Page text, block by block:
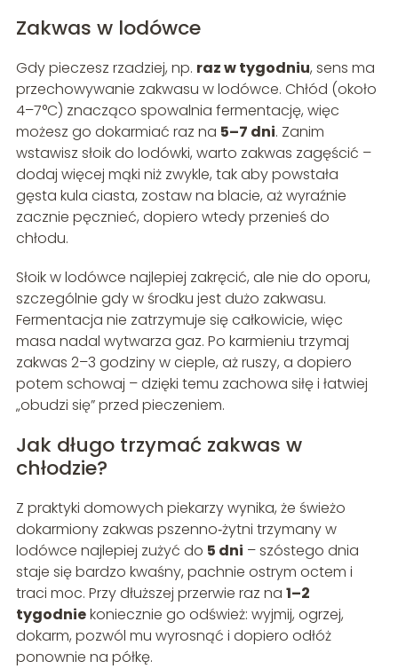
Zakwas w lodówce
Gdy pieczesz rzadziej, np. raz w tygodniu, sens ma
przechowywanie zakwasu w lodówce. Chłód (około
4–7°C) znacząco spowalnia fermentację, więc
możesz go dokarmiać raz na 5–7 dni. Zanim
wstawisz słoik do lodówki, warto zakwas zagęścić –
dodaj więcej mąki niż zwykle, tak aby powstała
gęsta kula ciasta, zostaw na blacie, aż wyraźnie
zacznie pęcznieć, dopiero wtedy przenieś do
chłodu.
Słoik w lodówce najlepiej zakręcić, ale nie do oporu,
szczególnie gdy w środku jest dużo zakwasu.
Fermentacja nie zatrzymuje się całkowicie, więc
masa nadal wytwarza gaz. Po karmieniu trzymaj
zakwas 2–3 godziny w cieple, aż ruszy, a dopiero
potem schowaj – dzięki temu zachowa siłę i łatwiej
„obudzi się” przed pieczeniem.
Jak długo trzymać zakwas w
chłodzie?
Z praktyki domowych piekarzy wynika, że świeżo
dokarmiony zakwas pszenno‑żytni trzymany w
lodówce najlepiej zużyć do 5 dni – szóstego dnia
staje się bardzo kwaśny, pachnie ostrym octem i
traci moc. Przy dłuższej przerwie raz na 1–2
tygodniekoniecznie go odśwież: wyjmij, ogrzej,
dokarm, pozwól mu wyrosnąć i dopiero odłóż
ponownie na półkę.